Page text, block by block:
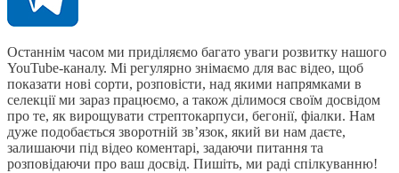
Останнім часом ми приділяємо багато уваги розвитку нашого
YouTube-каналу. Мі регулярно знімаємо для вас відео, щоб
показати нові сорти, розповісти, над якими напрямками в
селекції ми зараз працюємо, а також ділимося своїм досвідом
про те, як вирощувати стрептокарпуси, бегонії, фіалки. Нам
дуже подобається зворотній зв’язок, який ви нам даєте,
залишаючи під відео коментарі, задаючи питання та
розповідаючи про ваш досвід. Пишіть, ми раді спілкуванню!